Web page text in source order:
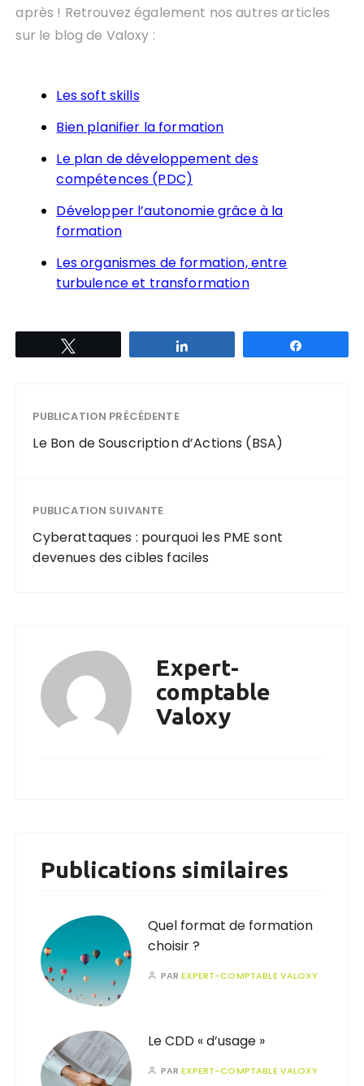
après ! Retrouvez également nos autres articles
sur le blog de Valoxy :
Les soft skills
Bien planifier la formation
Le plan de développement des
compétences (PDC)
Développer l’autonomie grâce à la
formation
Les organismes de formation, entre
turbulence et transformation
PUBLICATION PRÉCÉDENTE
Le Bon de Souscription d’Actions (BSA)
PUBLICATION SUIVANTE
Cyberattaques : pourquoi les PME sont
devenues des cibles faciles
Expert-
comptable
Valoxy
Publications similaires
Quel format de formation
choisir ?
PAREXPERT-COMPTABLE VALOXY
Le CDD « d’usage »
PAREXPERT-COMPTABLE VALOXY